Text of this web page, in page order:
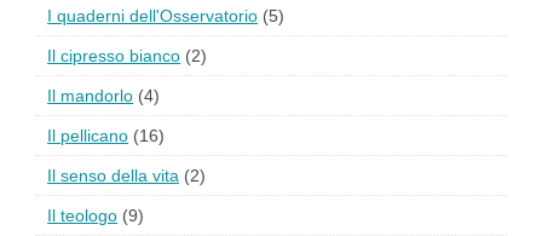
I quaderni dell'Osservatorio (5)
Il cipresso bianco (2)
Il mandorlo (4)
Il pellicano (16)
Il senso della vita (2)
Il teologo (9)